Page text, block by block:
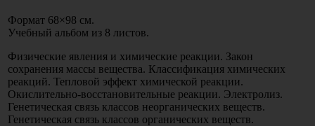
Формат 68×98 см.
Учебный альбом из 8 листов.
Физические явления и химические реакции. Закон
сохранения массы вещества. Классификация химических
реакций. Тепловой эффект химической реакции.
Окислительно-восстановительные реакции. Электролиз.
Генетическая связь классов неорганических веществ.
Генетическая связь классов органических веществ.